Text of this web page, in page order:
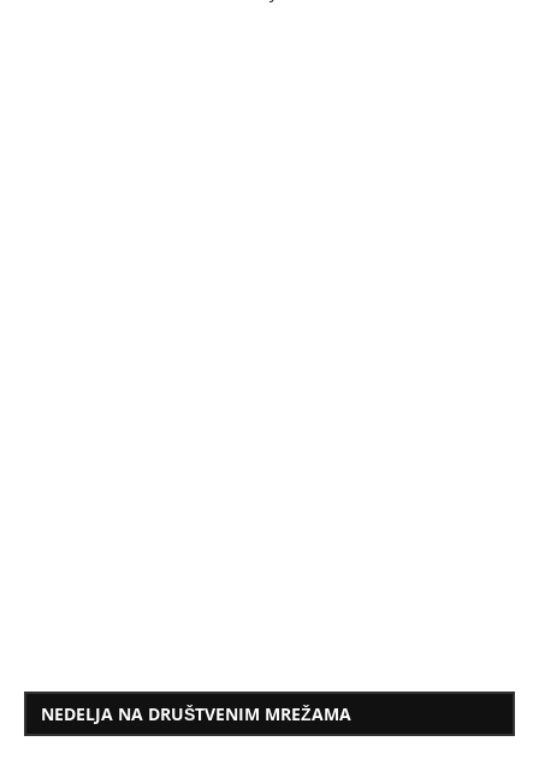
NEDELJA NA DRUŠTVENIM MREŽAMA